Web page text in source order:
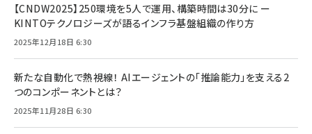
【CNDW2025】250環境を5人で運用、構築時間は30分に ー
KINTOテクノロジーズが語るインフラ基盤組織の作り方
2025年12月18日 6:30
新たな自動化で熱視線！ AIエージェントの「推論能力」を支える2
つのコンポーネントとは？
2025年11月28日 6:30